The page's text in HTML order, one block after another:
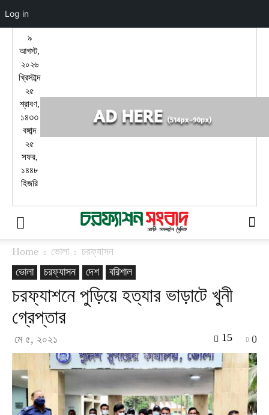
৯
আগস্ট,
২০২৬
খ্রিস্টাব্দ
২৫
শ্রাবণ,
১৪৩৩
বঙ্গাব্দ
২৫
সফর,
১৪৪৮
হিজরি
Home ভোলা
চরফ্যাসন
ভোলা
চরফ্যাসন দেশ বরিশাল
চরফ্যাশনে পুড়িয়ে হত্যার ভাড়াটে খুনী
গ্রেপ্তার
মে ৫, ২০২১ 0
15
Log in